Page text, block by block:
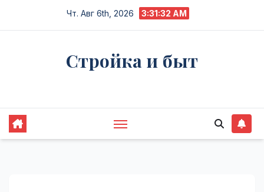
Чт. Авг 6th, 2026 3:31:33 AM
Стройка и быт